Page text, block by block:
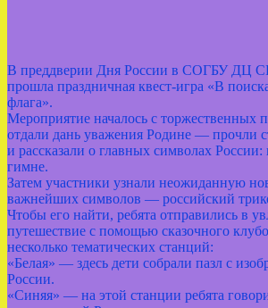
В преддверии Дня России в СОГБУ ДЦ
прошла праздничная квест‑игра «В
флага».
Мероприятие началось с торжественных
отдали дань уважения Родине — прочли
и рассказали о главных символах России:
гимне.
Затем участники узнали неожиданную
важнейших символов — российский
Чтобы его найти, ребята отправились в
путешествие с помощью сказочного
несколько тематических станций:
«Белая» — здесь дети собрали пазл с
России.
«Синяя» — на этой станции ребята